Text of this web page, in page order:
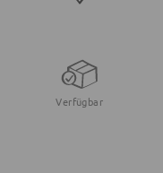
Verfügbar